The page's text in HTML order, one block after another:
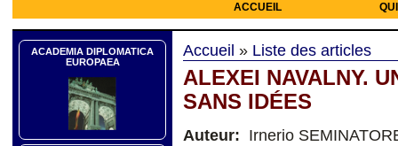
ACCUEIL
ACADEMIA DIPLOMATICA
EUROPAEA
Accueil » Liste des articles
ALEXEI NAVALNY.
SANS IDÉES
Auteur: Irnerio